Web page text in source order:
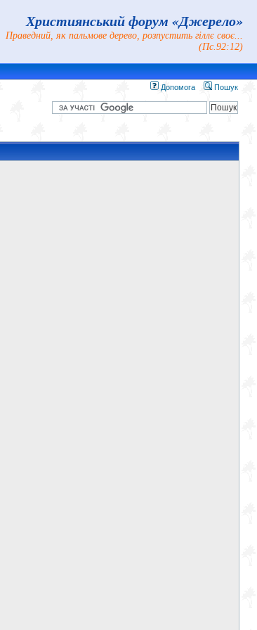
Християнський форум «Джерело»
Праведний, як пальмове дерево, розпустить гіллє своє...
(Пс.92:12)
Допомога Пошук